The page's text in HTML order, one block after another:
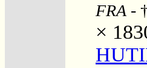
FRA -
×